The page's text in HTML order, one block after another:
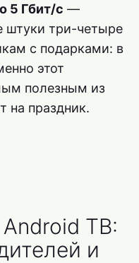
5 Гбит/с —
штуки три-четыре
с подарками: в
этот
полезным из
на праздник.
ТВ:
и